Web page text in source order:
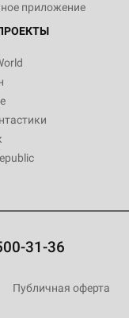
приложение
31-36
Публичная оферта